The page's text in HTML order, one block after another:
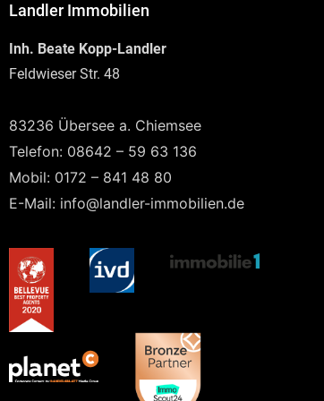
Landler Immobilien
Inh. Beate Kopp-Landler
Feldwieser Str. 48
83236 Übersee a. Chiemsee
Telefon: 08642 – 59 63 136
Mobil: 0172 – 841 48 80
E-Mail: info@landler-immobilien.de